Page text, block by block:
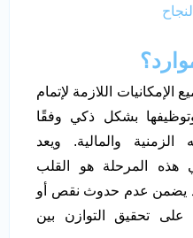
اللازمة لإتمام
بشكل ذكي وفقًا
والمالية. ويعد
هذه المرحلة هو القلب
إذ يضمن عدم حدوث نقص أو
تحقيق التوازن بين